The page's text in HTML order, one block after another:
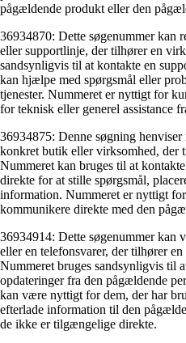
pågældende produkt eller den
36934870: Dette søgenummer kan
eller supportlinje, der tilhører en
sandsynligvis til at kontakte en
kan hjælpe med spørgsmål eller
tjenester. Nummeret er nyttigt for
for teknisk eller generel assistance
36934875: Denne søgning
konkret butik eller virksomhed, der
Nummeret kan bruges til at
direkte for at stille spørgsmål,
information. Nummeret er nyttigt
kommunikere direkte med den
36934914: Dette søgenummer kan
eller en telefonsvarer, der tilhører
Nummeret bruges sandsynligvis til
opdateringer fra den pågældende
kan være nyttigt for dem, der har
efterlade information til den
de ikke er tilgængelige direkte.